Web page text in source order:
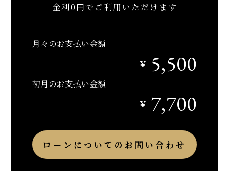
金利0円でご利用いただけます
月々のお支払い金額
￥ 5,500
初月のお支払い金額
￥ 7,700
ローンについてのお問い合わせ